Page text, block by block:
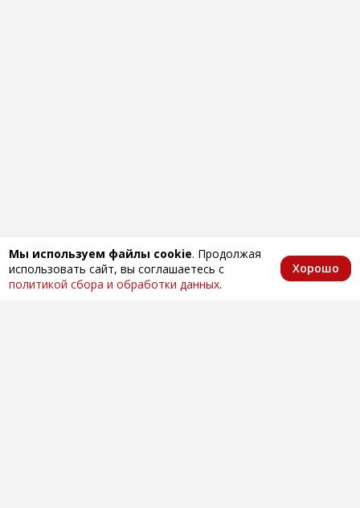
Мы используем файлы cookie. Продолжая
использовать сайт, вы соглашаетесь с
политикой сбора и обработки данных.
Хорошо
Главная КаталогИзбранноеКорзина Аккаунт